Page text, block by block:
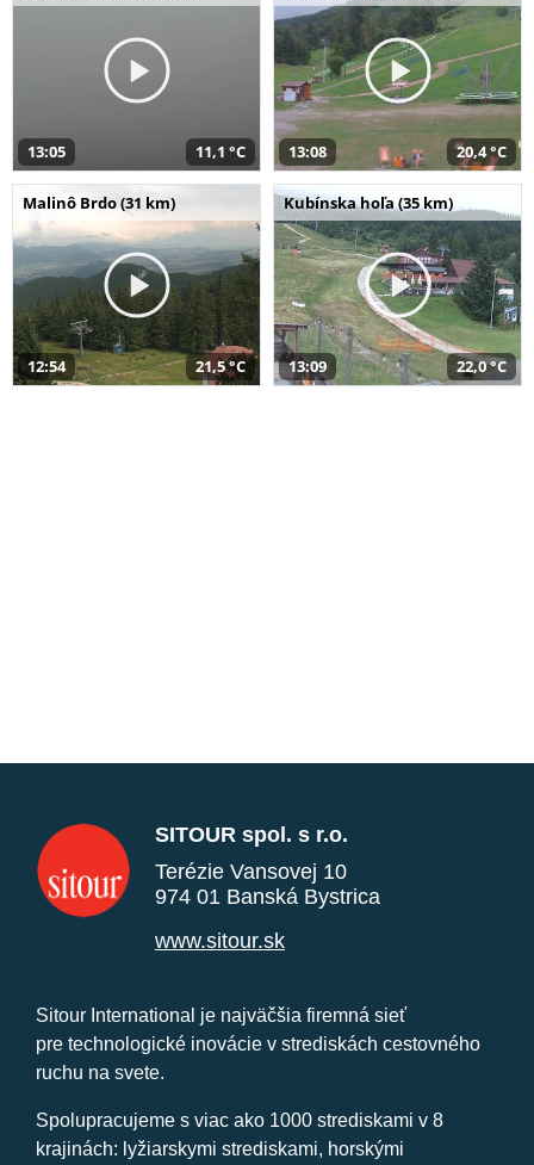
13:05 11,1 °C 13:08 20,4 °C
Malinô Brdo (31 km)
12:54 21,5 °C
Kubínska hoľa (35 km)
13:09 22,0 °C
SITOUR spol. s r.o.
Terézie Vansovej 10
974 01 Banská Bystrica
www.sitour.sk
Sitour International je najväčšia firemná sieť
pre technologické inovácie v strediskách cestovného
ruchu na svete.
Spolupracujeme s viac ako 1000 strediskami v 8
krajinách: lyžiarskymi strediskami, horskými